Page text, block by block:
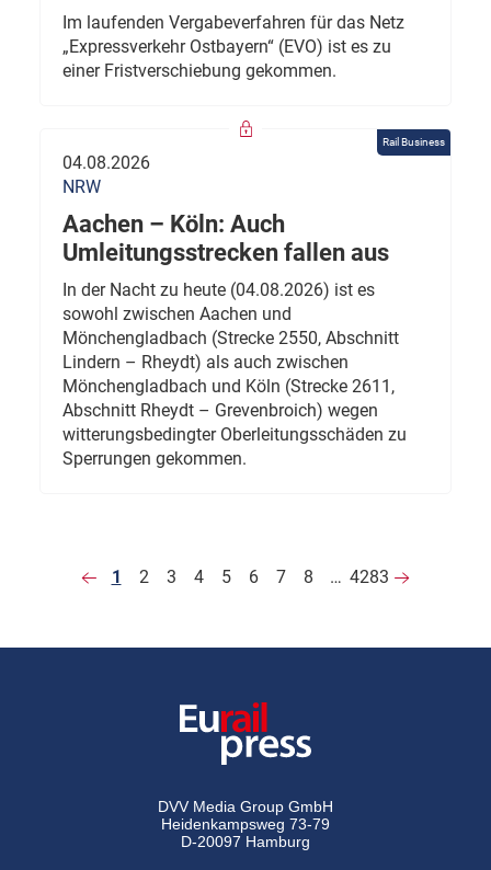
Im laufenden Vergabeverfahren für das Netz
„Expressverkehr Ostbayern“ (EVO) ist es zu
einer Fristverschiebung gekommen.
Rail Business
04.08.2026
NRW
Aachen – Köln: Auch
Umleitungsstrecken fallen aus
In der Nacht zu heute (04.08.2026) ist es
sowohl zwischen Aachen und
Mönchengladbach (Strecke 2550, Abschnitt
Lindern – Rheydt) als auch zwischen
Mönchengladbach und Köln (Strecke 2611,
Abschnitt Rheydt – Grevenbroich) wegen
witterungsbedingter Oberleitungsschäden zu
Sperrungen gekommen.
1 2 3 4 5 6 7 8 … 4283
DVV Media Group GmbH
Heidenkampsweg 73-79
D-20097 Hamburg